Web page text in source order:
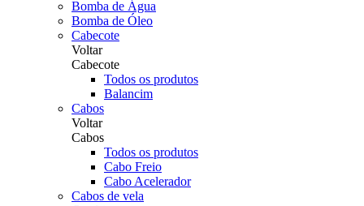
Bomba de Água
Bomba de Óleo
Cabecote
Voltar
Cabecote
Todos os produtos
Balancim
Cabos
Voltar
Cabos
Todos os produtos
Cabo Freio
Cabo Acelerador
Cabos de vela